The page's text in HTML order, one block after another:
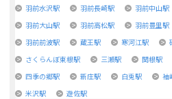
羽前水沢駅
羽前長崎駅 羽前中山駅
羽前大山駅
羽前高松駅 羽前豊里駅
羽前前波駅
蔵王駅 寒河江駅
さくらんぼ東根駅
三瀬駅 関根駅
四季の郷駅
新庄駅 白兎駅 袖
米沢駅
遊佐駅